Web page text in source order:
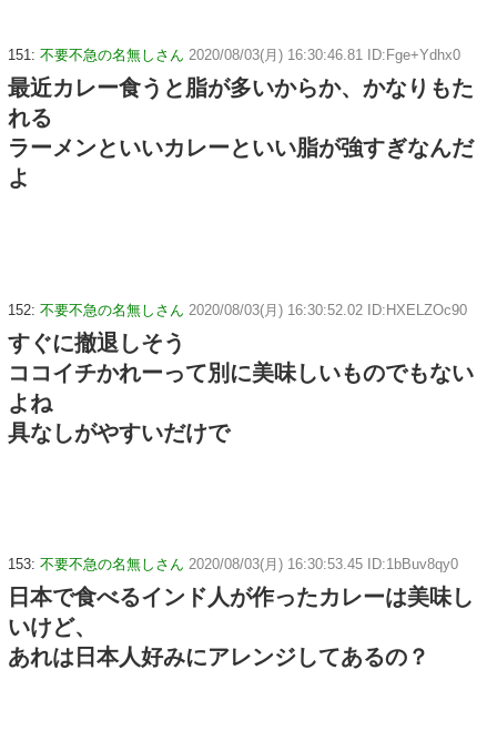
151: 不要不急の名無しさん 2020/08/03(月) 16:30:46.81 ID:Fge+Ydhx0
最近カレー食うと脂が多いからか、かなりもた
れる
ラーメンといいカレーといい脂が強すぎなんだ
よ
152: 不要不急の名無しさん 2020/08/03(月) 16:30:52.02 ID:HXELZOc90
すぐに撤退しそう
ココイチかれーって別に美味しいものでもない
よね
具なしがやすいだけで
153: 不要不急の名無しさん 2020/08/03(月) 16:30:53.45 ID:1bBuv8qy0
日本で食べるインド人が作ったカレーは美味し
いけど、
あれは日本人好みにアレンジしてあるの？